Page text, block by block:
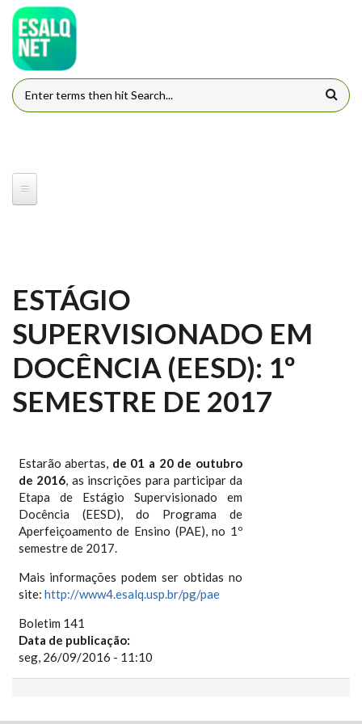
Pular para o conteúdo principal
FORMULÁRIO DE BUSCA
ESTÁGIO
SUPERVISIONADO EM
DOCÊNCIA (EESD): 1º
SEMESTRE DE 2017
Estarão abertas, de 01 a 20 de outubro
de 2016, as inscrições para participar da
Etapa de Estágio Supervisionado em
Docência (EESD), do Programa de
Aperfeiçoamento de Ensino (PAE), no 1º
semestre de 2017.
Mais informações podem ser obtidas no
site: http://www4.esalq.usp.br/pg/pae
Boletim 141
Data de publicação:
seg, 26/09/2016 - 11:10